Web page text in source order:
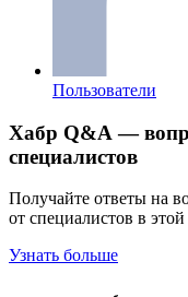
Пользователи
Хабр Q&A —
специалистов
Получайте ответы на
от специалистов в этой
Узнать больше